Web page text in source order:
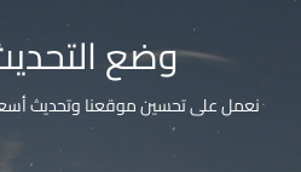
وضع
نعمل على تحسين موقعنا وتحديث